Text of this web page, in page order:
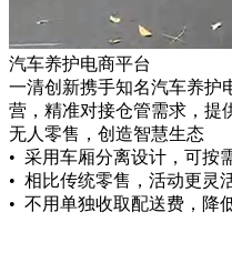
汽车养护电商平台
一清创新携手知名汽车养护
营，精准对接仓管需求，提
无人零售，创造智慧生态
• 采用车厢分离设计，可按
• 相比传统零售，活动更灵
• 不用单独收取配送费，降